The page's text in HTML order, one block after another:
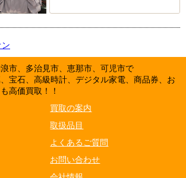
市、多治見市、恵那市、可児市で
宝石、高級時計、デジタル家電、商品券、お
高価買取！！
買取の案内
取扱品目
よくあるご質問
お問い合わせ